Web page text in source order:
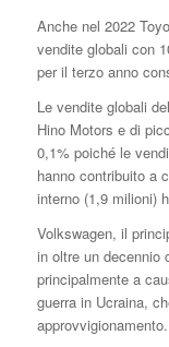
Anche nel 2022
vendite globali con
per il terzo anno
Le vendite globali
Hino Motors e di
0,1% poiché le
hanno contribuito a
interno (1,9 milioni)
Volkswagen, il
in oltre un decennio
principalmente a
guerra in Ucraina,
approvvigionamento.